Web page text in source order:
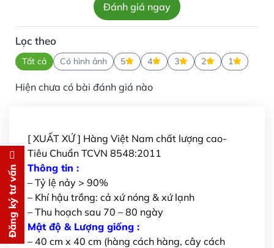
Đánh giá ngay
Lọc theo
Tất cả Có hình ảnh 5 4 3 2 1
Hiện chưa có bài đánh giá nào
[ XUẤT XỨ ] Hàng Việt Nam chất lượng cao-
Tiêu Chuẩn TCVN 8548:2011
Thông tin :
– Tỷ lệ nảy > 90%
– Khí hậu trồng: cả xứ nóng & xứ lạnh
– Thu hoạch sau 70 – 80 ngày
Mật độ & Lượng giống :
– 40 cm x 40 cm (hàng cách hàng, cây cách
Đăng ký tư vấn Đăng ký tư vấn
Chúng tôi sẽ gọi lại tư vấn MIỄN
PHÍ
cho bạn ngay lập tức